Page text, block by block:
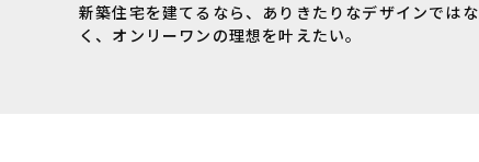
新築住宅を建てるなら、ありきたりなデザインではな
く、オンリーワンの理想を叶えたい。